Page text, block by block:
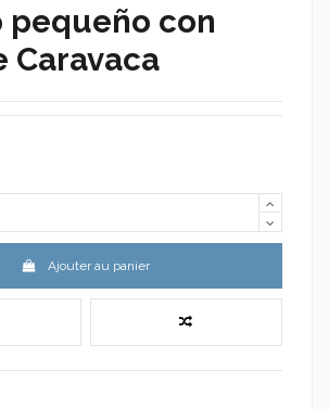
pequeño con
Caravaca
Ajouter au panier